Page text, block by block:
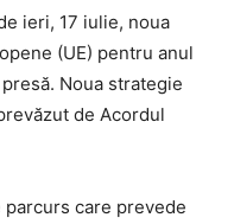
ieri, 17 iulie, noua
(UE) pentru anul
Noua strategie
de Acordul
parcurs care prevede